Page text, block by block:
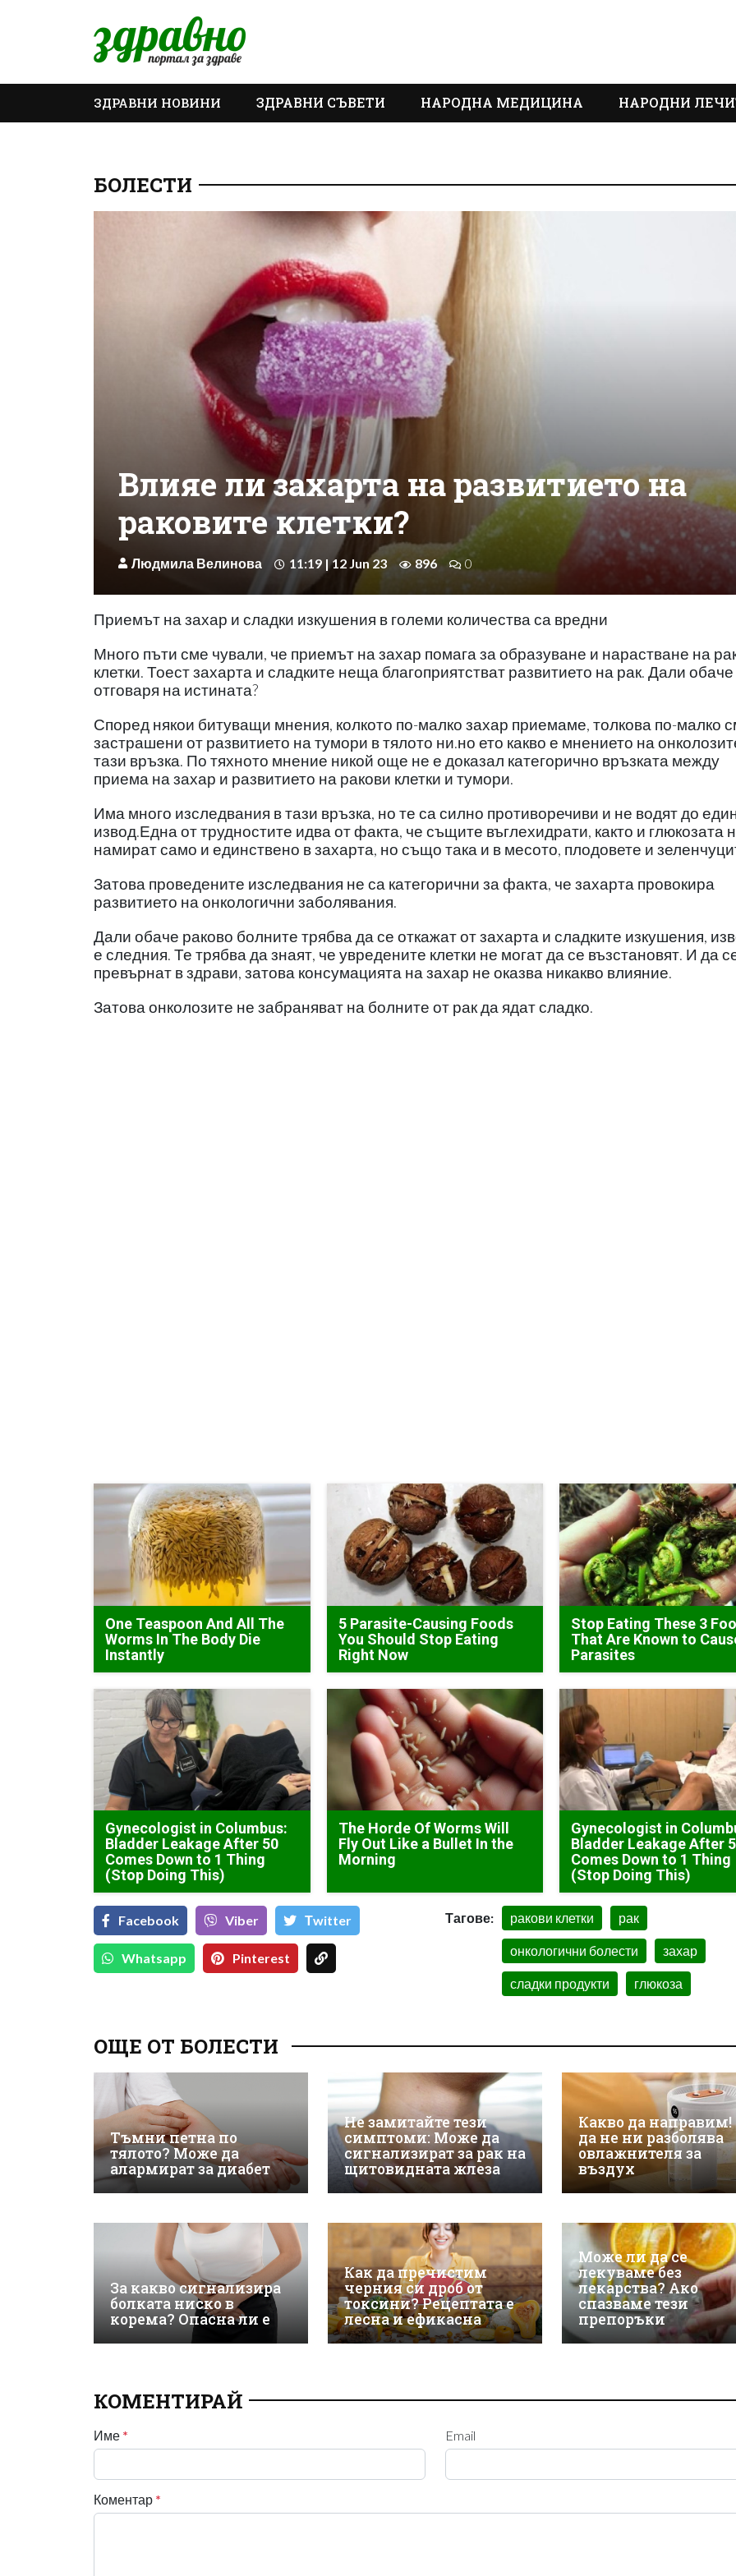
ЗДРАВНИ НОВИНИ ЗДРАВНИ СЪВЕТИ НАРОДНА МЕДИЦИНА НАРОДНИ
БОЛЕСТИ
Влияе ли захарта на развитието на
раковите клетки?
Людмила Велинова 11:19 | 12 Jun 23 896 0
Приемът на захар и сладки изкушения в големи количества са вредни
Много пъти сме чували, че приемът на захар помага за образуване и нарастване на
клетки. Тоест захарта и сладките неща благоприятстват развитието на рак. Дали
отговаря на истината?
Според някои битуващи мнения, колкото по-малко захар приемаме, толкова по-малко
застрашени от развитието на тумори в тялото ни.но ето какво е мнението на
тази връзка. По тяхното мнение никой още не е доказал категорично връзката между
приема на захар и развитието на ракови клетки и тумори.
Има много изследвания в тази връзка, но те са силно противоречиви и не водят до
извод.Една от трудностите идва от факта, че същите въглехидрати, както и глюкозата
намират само и единствено в захарта, но също така и в месото, плодовете и
Затова проведените изследвания не са категорични за факта, че захарта провокира
развитието на онкологични заболявания.
Дали обаче раково болните трябва да се откажат от захарта и сладките изкушения,
е следния. Те трябва да знаят, че увредените клетки не могат да се възстановят. И да
превърнат в здрави, затова консумацията на захар не оказва никакво влияние.
Затова онколозите не забраняват на болните от рак да ядат сладко.
One Teaspoon And All The
Worms In The Body Die
Instantly
5 Parasite-Causing Foods
You Should Stop Eating
Right Now
Stop Eating These 3
That Are Known to
Parasites
Gynecologist in Columbus:
Bladder Leakage After 50
Comes Down to 1 Thing
(Stop Doing This)
The Horde Of Worms Will
Fly Out Like a Bullet In the
Morning
Gynecologist in
Bladder Leakage After
Comes Down to 1 Thing
(Stop Doing This)
Facebook Viber Тwitter
Whatsapp Pinterest
Тагове: ракови клетки рак
онкологични болести захар
сладки продукти глюкоза
ОЩЕ ОТ БОЛЕСТИ
Тъмни петна по
тялото? Може да
алармират за диабет
Не замитайте тези
симптоми: Може да
сигнализират за рак на
щитовидната жлеза
Какво да направим!
да не ни разболява
овлажнителя за
въздух
За какво сигнализира
болката ниско в
корема? Опасна ли е
Как да пречистим
черния си дроб от
токсини? Рецептата е
лесна и ефикасна
Може ли да се
лекуваме без
лекарства? Ако
спазваме тези
препоръки
КОМЕНТИРАЙ
Име * Email
Коментар *